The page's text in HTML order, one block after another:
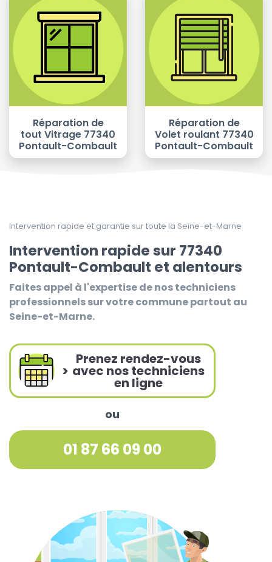
Réparation de
tout Vitrage 77340
Pontault-Combault
Réparation de
Volet roulant 77340
Pontault-Combault
Intervention rapide et garantie sur toute la Seine-et-Marne
Intervention rapide sur 77340
Pontault-Combault et alentours
Faites appel à l'expertise de nos techniciens
professionnels sur votre commune partout au
Seine-et-Marne.
>
Prenez rendez-vous
avec nos techniciens
en ligne
ou
01 87 66 09 00